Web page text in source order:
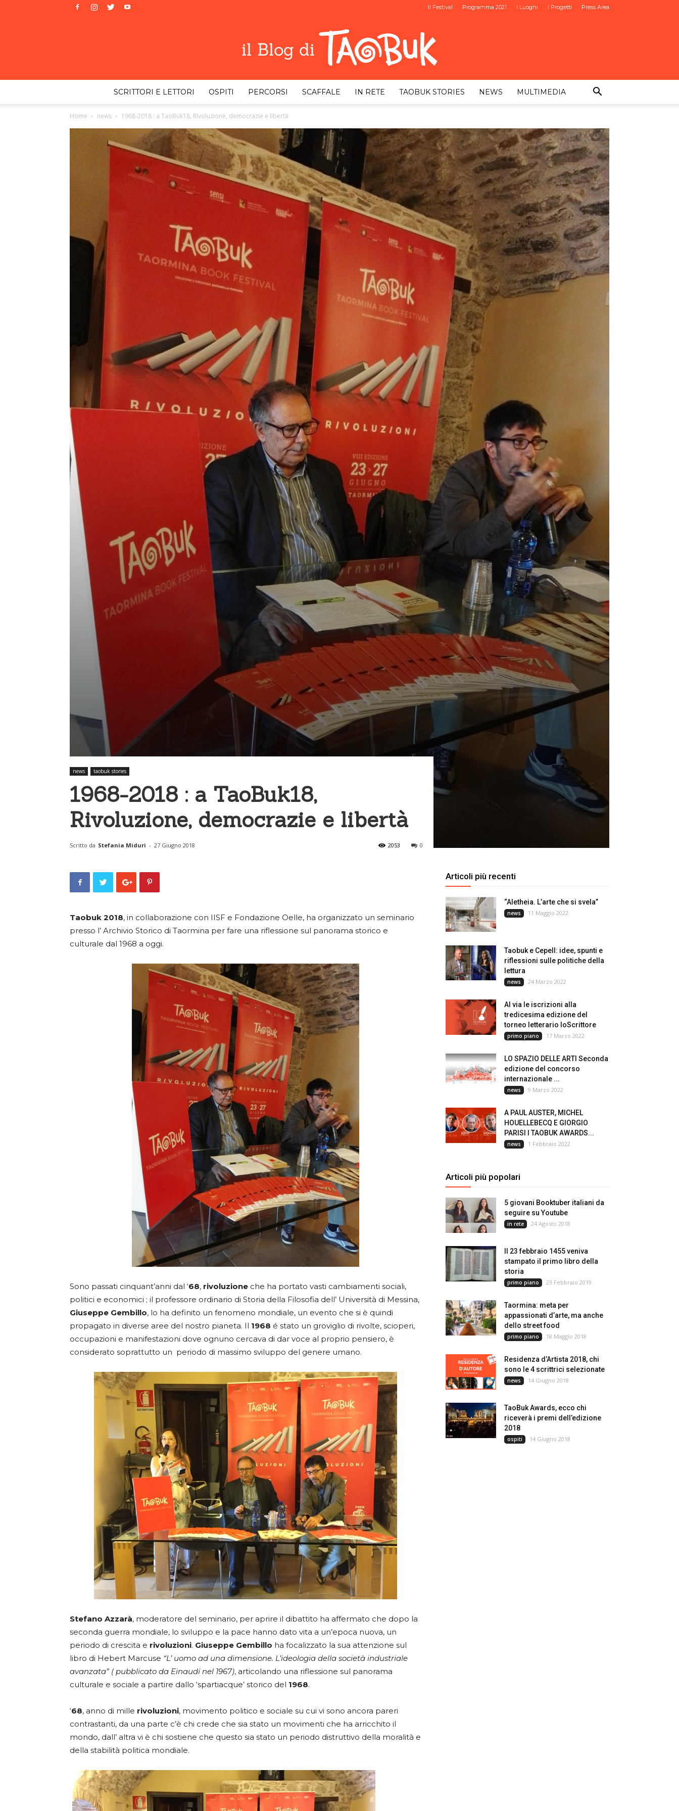
Il Festival Programma 2021 I Luoghi I Progetti Press Area
SCRITTORI E LETTORI OSPITI PERCORSI SCAFFALE IN RETE TAOBUK STORIES NEWS MULTIMEDIA
Home news 1968-2018 : a TaoBuk18, Rivoluzione, democrazie e libertà
news taobuk stories
1968-2018 : a TaoBuk18,
Rivoluzione, democrazie e libertà
Scritto da Stefania Miduri - 27 Giugno 2018 0
2053
Taobuk 2018, in collaborazione con IISF e Fondazione Oelle, ha organizzato un seminario
presso l’ Archivio Storico di Taormina per fare una riflessione sul panorama storico e
culturale dal 1968 a oggi.
Sono passati cinquant’anni dal ‘68, rivoluzione che ha portato vasti cambiamenti sociali,
politici e economici ; il professore ordinario di Storia della Filosofia dell’ Università di Messina,
Giuseppe Gembillo, lo ha definito un fenomeno mondiale, un evento che si è quindi
propagato in diverse aree del nostro pianeta. Il 1968 é stato un groviglio di rivolte, scioperi,
occupazioni e manifestazioni dove ognuno cercava di dar voce al proprio pensiero, è
considerato soprattutto un periodo di massimo sviluppo del genere umano.
Stefano Azzarà, moderatore del seminario, per aprire il dibattito ha affermato che dopo la
seconda guerra mondiale, lo sviluppo e la pace hanno dato vita a un’epoca nuova, un
periodo di crescita e rivoluzioni. Giuseppe Gembillo ha focalizzato la sua attenzione sul
libro di Hebert Marcuse “L’ uomo ad una dimensione. L’ideologia della società industriale
avanzata” ( pubblicato da Einaudi nel 1967), articolando una riflessione sul panorama
culturale e sociale a partire dallo ‘spartiacque’ storico del 1968.
‘68, anno di mille rivoluzioni, movimento politico e sociale su cui vi sono ancora pareri
contrastanti, da una parte c’è chi crede che sia stato un movimenti che ha arricchito il
mondo, dall’ altra vi è chi sostiene che questo sia stato un periodo distruttivo della moralità e
della stabilità politica mondiale.
Articoli più recenti
“Aletheia. L’arte che si svela”
news 11 Maggio 2022
Taobuk e Cepell: idee, spunti e
riflessioni sulle politiche della
lettura
news 24 Marzo 2022
Al via le iscrizioni alla
tredicesima edizione del
torneo letterario IoScrittore
primo piano 17 Marzo 2022
LO SPAZIO DELLE ARTI Seconda
edizione del concorso
internazionale ...
news 9 Marzo 2022
A PAUL AUSTER, MICHEL
HOUELLEBECQ E GIORGIO
PARISI I TAOBUK AWARDS...
news 1 Febbraio 2022
Articoli più popolari
5 giovani Booktuber italiani da
seguire su Youtube
in rete 24 Agosto 2018
Il 23 febbraio 1455 veniva
stampato il primo libro della
storia
primo piano 23 Febbraio 2019
Taormina: meta per
appassionati d’arte, ma anche
dello street food
primo piano 18 Maggio 2018
Residenza d’Artista 2018, chi
sono le 4 scrittrici selezionate
news 14 Giugno 2018
TaoBuk Awards, ecco chi
riceverà i premi dell’edizione
2018
ospiti 14 Giugno 2018